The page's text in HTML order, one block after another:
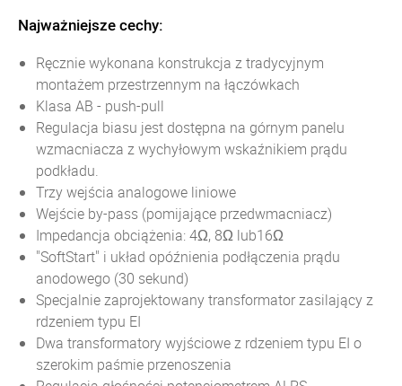
Najważniejsze cechy:
Ręcznie wykonana konstrukcja z tradycyjnym
montażem przestrzennym na łączówkach
Klasa AB - push-pull
Regulacja biasu jest dostępna na górnym panelu
wzmacniacza z wychyłowym wskaźnikiem prądu
podkładu.
Trzy wejścia analogowe liniowe
Wejście by-pass (pomijające przedwmacniacz)
Impedancja obciążenia: 4Ω, 8Ω lub16Ω
"SoftStart" i układ opóźnienia podłączenia prądu
anodowego (30 sekund)
Specjalnie zaprojektowany transformator zasilający z
rdzeniem typu EI
Dwa transformatory wyjściowe z rdzeniem typu EI o
szerokim paśmie przenoszenia